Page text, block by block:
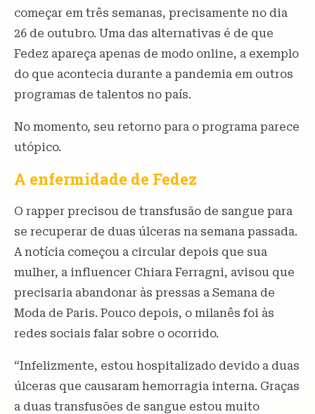
começar em três semanas, precisamente no dia
26 de outubro. Uma das alternativas é de que
Fedez apareça apenas de modo online, a exemplo
do que acontecia durante a pandemia em outros
programas de talentos no país.
No momento, seu retorno para o programa parece
utópico.
A enfermidade de Fedez
O rapper precisou de transfusão de sangue para
se recuperar de duas úlceras na semana passada.
A notícia começou a circular depois que sua
mulher, a influencer Chiara Ferragni, avisou que
precisaria abandonar às pressas a Semana de
Moda de Paris. Pouco depois, o milanês foi às
redes sociais falar sobre o ocorrido.
“Infelizmente, estou hospitalizado devido a duas
úlceras que causaram hemorragia interna. Graças
a duas transfusões de sangue estou muito